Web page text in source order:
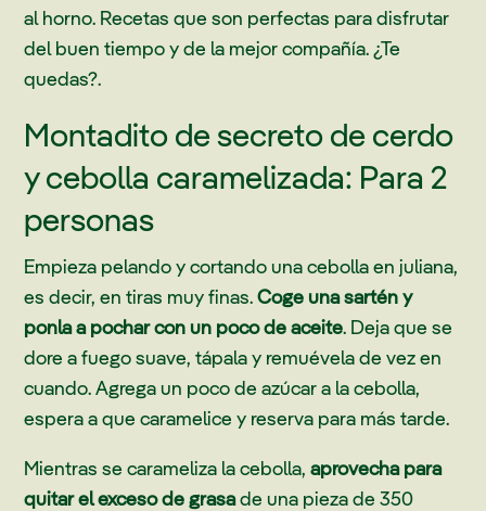
al horno. Recetas que son perfectas para disfrutar
del buen tiempo y de la mejor compañía. ¿Te
quedas?.
Montadito de secreto de cerdo
y cebolla caramelizada: Para 2
personas
Empieza pelando y cortando una cebolla en juliana,
es decir, en tiras muy finas.Coge una sartén y
ponla a pochar con un poco de aceite. Deja que se
dore a fuego suave, tápala y remuévela de vez en
cuando. Agrega un poco de azúcar a la cebolla,
espera a que caramelice y reserva para más tarde.
Mientras se carameliza la cebolla,aprovecha para
quitar el exceso de grasade una pieza de 350